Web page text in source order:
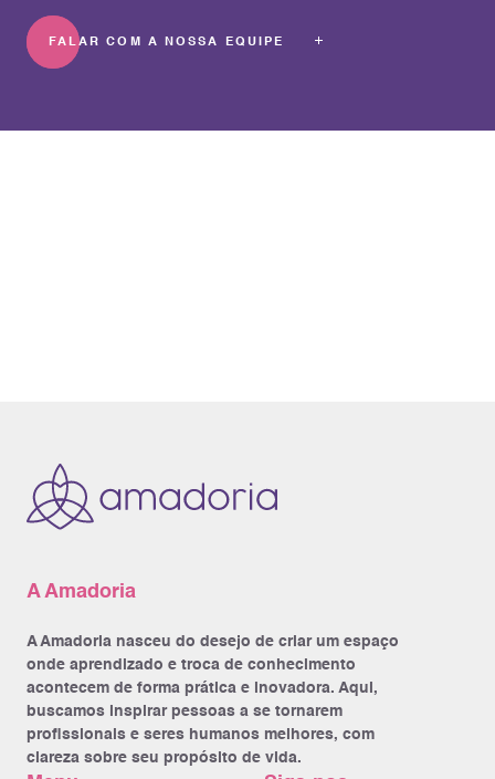
FALAR COM A NOSSA EQUIPE
A Amadoria
A Amadoria nasceu do desejo de criar um espaço
onde aprendizado e troca de conhecimento
acontecem de forma prática e inovadora. Aqui,
buscamos inspirar pessoas a se tornarem
profissionais e seres humanos melhores, com
clareza sobre seu propósito de vida.